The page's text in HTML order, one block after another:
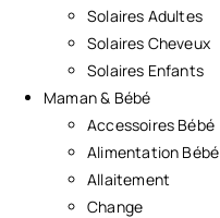
Solaires Adultes
Solaires Cheveux
Solaires Enfants
Maman & Bébé
Accessoires Bébé
Alimentation Bébé
Allaitement
Change